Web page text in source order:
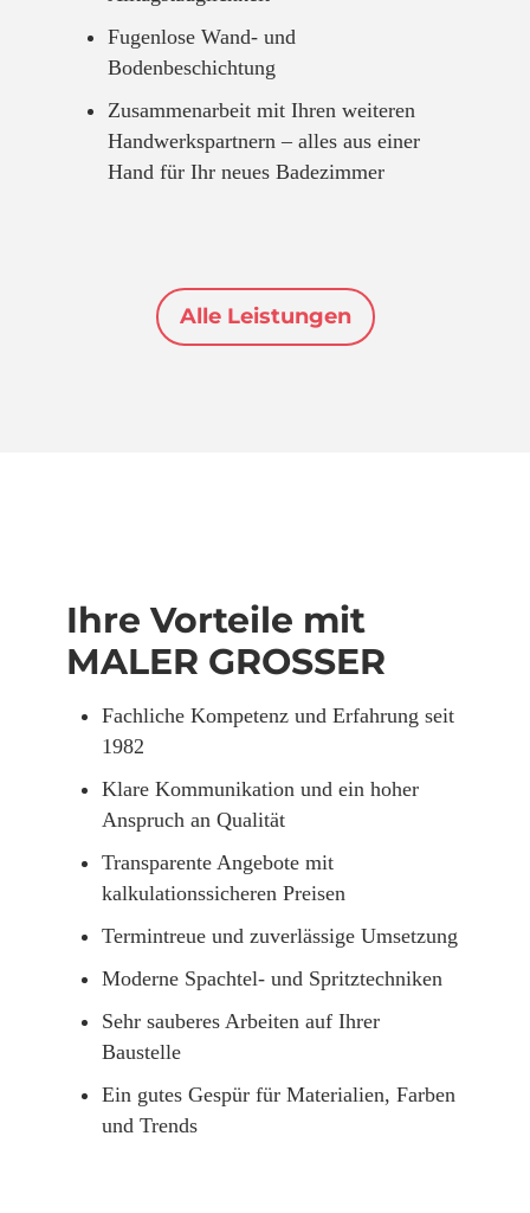
Fugenlose Wand- und
Bodenbeschichtung
Zusammenarbeit mit Ihren weiteren
Handwerkspartnern – alles aus einer
Hand für Ihr neues Badezimmer
Alle Leistungen
Ihre Vorteile mit
MALER GROSSER
Fachliche Kompetenz und Erfahrung seit
1982
Klare Kommunikation und ein hoher
Anspruch an Qualität
Transparente Angebote mit
kalkulationssicheren Preisen
Termintreue und zuverlässige Umsetzung
Moderne Spachtel- und Spritztechniken
Sehr sauberes Arbeiten auf Ihrer
Baustelle
Ein gutes Gespür für Materialien, Farben
und Trends